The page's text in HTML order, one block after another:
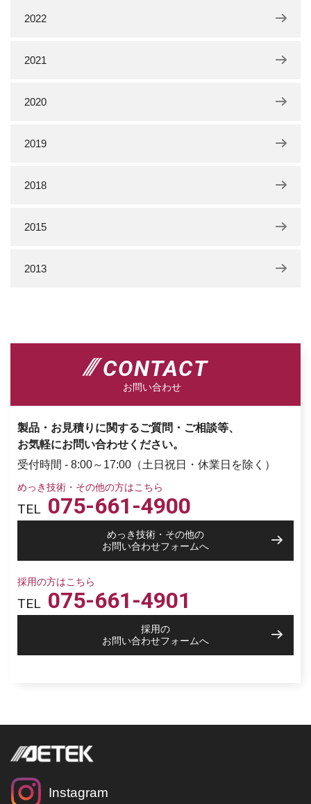
2022
2021
2020
2019
2018
2015
2013
CONTACT
お問い合わせ
製品・お見積りに関するご質問・ご相談等、
お気軽にお問い合わせください。
受付時間 - 8:00～17:00（土日祝日・休業日を除く）
めっき技術・その他の方はこちら
TEL 075-661-4900
めっき技術・その他の
お問い合わせフォームへ
採用の方はこちら
TEL 075-661-4901
採用の
お問い合わせフォームへ
Instagram